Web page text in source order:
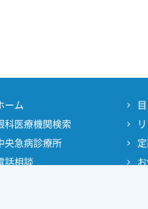
ーム
科医療機関検索
央急病診療所
話相談